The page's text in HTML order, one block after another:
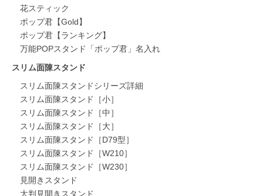
花スティック
ポップ君【Gold】
ポップ君【ランキング】
万能POPスタンド「ポップ君」名入れ
スリム面陳スタンド
スリム面陳スタンドシリーズ詳細
スリム面陳スタンド［小］
スリム面陳スタンド［中］
スリム面陳スタンド［大］
スリム面陳スタンド［D79型］
スリム面陳スタンド［W210］
スリム面陳スタンド［W230］
見開きスタンド
大判見開きスタンド